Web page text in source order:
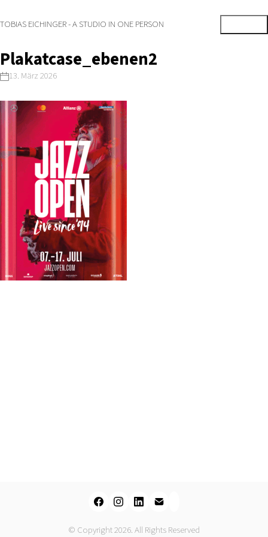
TOBIAS EICHINGER - A STUDIO IN ONE PERSON
Plakatcase_ebenen2
13. März 2026
© Copyright 2026. All Rights Reserved